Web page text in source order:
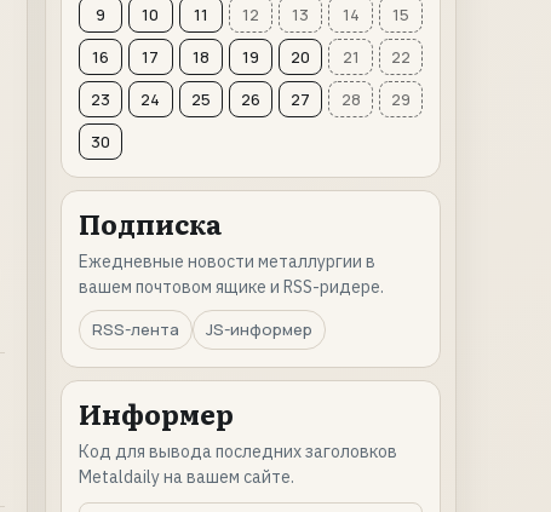
9
10 11 12 13 14
15
16
17 18 19 20 21
22
23
24 25 26 27 28
29
30
Подписка
Ежедневные новости металлургии в
вашем почтовом ящике и RSS-ридере.
RSS-лента
JS-информер
Информер
Код для вывода последних заголовков
Metaldaily на вашем сайте.